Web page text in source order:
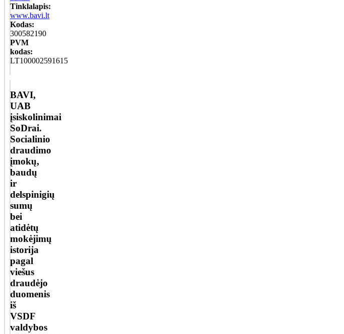
Tinklalapis:
www.bavi.lt
Kodas:
300582190
PVM
kodas:
LT100002591615
BAVI,
UAB
įsiskolinimai
SoDrai.
Socialinio
draudimo
įmokų,
baudų
ir
delspinigių
sumų
bei
atidėtų
mokėjimų
istorija
pagal
viešus
draudėjo
duomenis
iš
VSDF
valdybos